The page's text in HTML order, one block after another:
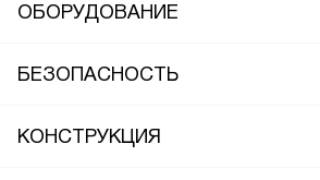
ОБОРУДОВАНИЕ
БЕЗОПАСНОСТЬ
КОНСТРУКЦИЯ